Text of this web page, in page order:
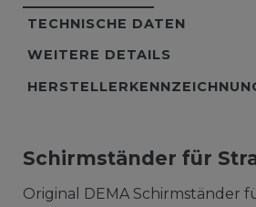
TECHNISCHE DATEN
WEITERE DETAILS
Schirmständer für
Original DEMA Schirmständer